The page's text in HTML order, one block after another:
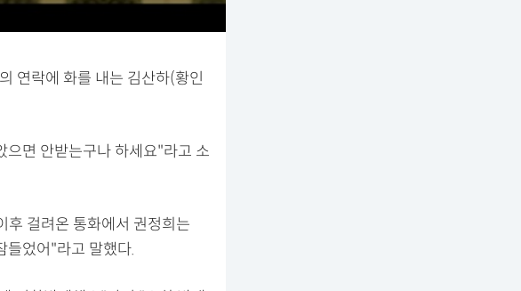
연락에 화를 내는 김산하(황인
으면 안받는구나 하세요"라고 소
걸려온 통화에서 권정희는
들었어"라고 말했다.